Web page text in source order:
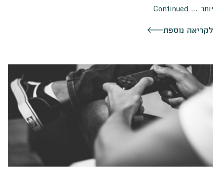
יותר … Continued
לקריאה נוספת